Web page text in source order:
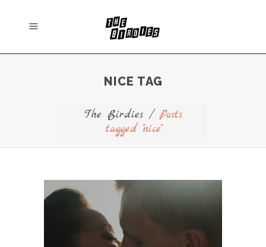
NICE TAG
The Birdies/Posts
tagged "nice"